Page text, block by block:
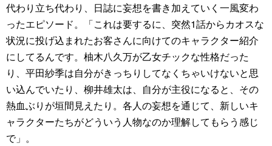
代わり立ち代わり、日誌に妄想を書き加えていく一風変わ
ったエピソード。「これは要するに、突然1話からカオスな
状況に投げ込まれたお客さんに向けてのキャラクター紹介
にしてるんです。柚木八久万が乙女チックな性格だった
り、平田紗季は自分がきっちりしてなくちゃいけないと思
い込んでいたり、柳井雄太は、自分が主役になると、その
熱血ぶりが垣間見えたり。各人の妄想を通じて、新しいキ
ャラクターたちがどういう人物なのか理解してもらう感じ
で」。